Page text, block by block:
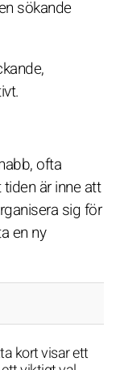
sökande
ofta
är inne att
sig för
en ny
kort visar ett